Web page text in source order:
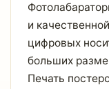
и
цифровых
больших
Печать